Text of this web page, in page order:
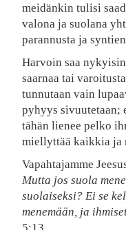
meidänkin tulisi
valona ja suolana
parannusta ja
Harvoin saa
saarnaa tai
tunnutaan vain
pyhyys sivuutetaan;
tähän lienee pelko
miellyttää kaikkia ja
Vapahtajamme
Mutta jos suola
suolaiseksi? Ei se
menemään, ja